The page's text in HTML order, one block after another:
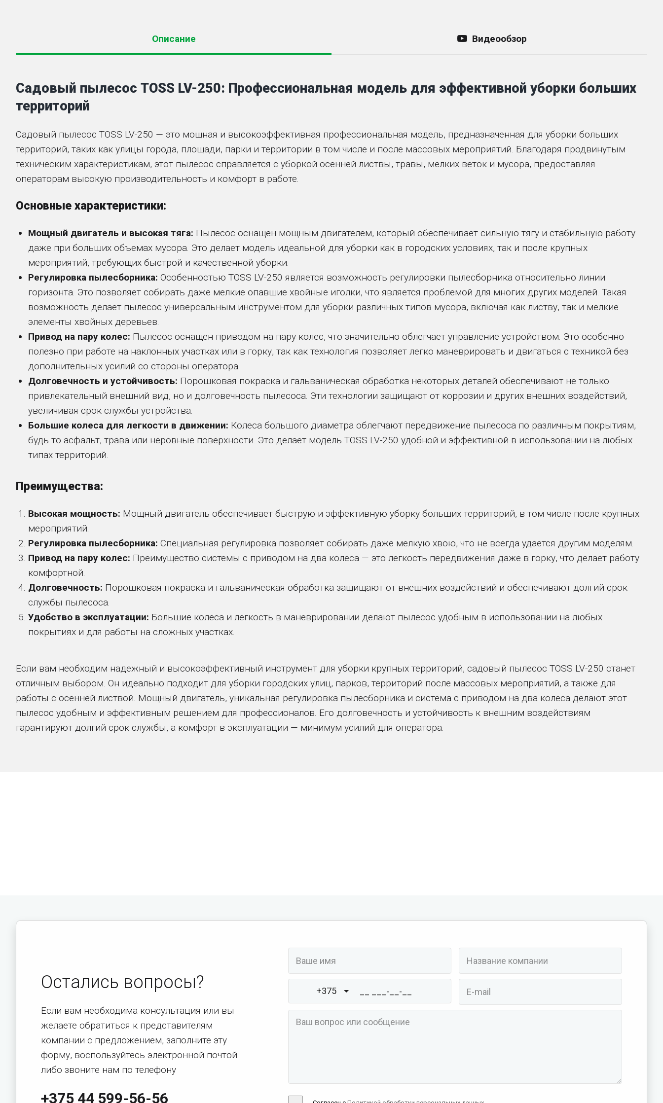
Описание Видеообзор
Садовый пылесос TOSS LV-250: Профессиональная модель для эффективной уборки больших
территорий
Садовый пылесос TOSS LV-250 — это мощная и высокоэффективная профессиональная модель, предназначенная для уборки больших
территорий, таких как улицы города, площади, парки и территории в том числе и после массовых мероприятий. Благодаря продвинутым
техническим характеристикам, этот пылесос справляется с уборкой осенней листвы, травы, мелких веток и мусора, предоставляя
операторам высокую производительность и комфорт в работе.
Основные характеристики:
Мощный двигатель и высокая тяга: Пылесос оснащен мощным двигателем, который обеспечивает сильную тягу и стабильную работу
даже при больших объемах мусора. Это делает модель идеальной для уборки как в городских условиях, так и после крупных
мероприятий, требующих быстрой и качественной уборки.
Регулировка пылесборника: Особенностью TOSS LV-250 является возможность регулировки пылесборника относительно линии
горизонта. Это позволяет собирать даже мелкие опавшие хвойные иголки, что является проблемой для многих других моделей. Такая
возможность делает пылесос универсальным инструментом для уборки различных типов мусора, включая как листву, так и мелкие
элементы хвойных деревьев.
Привод на пару колес: Пылесос оснащен приводом на пару колес, что значительно облегчает управление устройством. Это особенно
полезно при работе на наклонных участках или в горку, так как технология позволяет легко маневрировать и двигаться с техникой без
дополнительных усилий со стороны оператора.
Долговечность и устойчивость: Порошковая покраска и гальваническая обработка некоторых деталей обеспечивают не только
привлекательный внешний вид, но и долговечность пылесоса. Эти технологии защищают от коррозии и других внешних воздействий,
увеличивая срок службы устройства.
Большие колеса для легкости в движении: Колеса большого диаметра облегчают передвижение пылесоса по различным покрытиям,
будь то асфальт, трава или неровные поверхности. Это делает модель TOSS LV-250 удобной и эффективной в использовании на любых
типах территорий.
Преимущества:
Высокая мощность: Мощный двигатель обеспечивает быструю и эффективную уборку больших территорий, в том числе после крупных
мероприятий.
Регулировка пылесборника: Специальная регулировка позволяет собирать даже мелкую хвою, что не всегда удается другим моделям.
Привод на пару колес: Преимущество системы с приводом на два колеса — это легкость передвижения даже в горку, что делает работу
комфортной.
Долговечность: Порошковая покраска и гальваническая обработка защищают от внешних воздействий и обеспечивают долгий срок
службы пылесоса.
Удобство в эксплуатации: Большие колеса и легкость в маневрировании делают пылесос удобным в использовании на любых
покрытиях и для работы на сложных участках.
Если вам необходим надежный и высокоэффективный инструмент для уборки крупных территорий, садовый пылесос TOSS LV-250 станет
отличным выбором. Он идеально подходит для уборки городских улиц, парков, территорий после массовых мероприятий, а также для
работы с осенней листвой. Мощный двигатель, уникальная регулировка пылесборника и система с приводом на два колеса делают этот
пылесос удобным и эффективным решением для профессионалов. Его долговечность и устойчивость к внешним воздействиям
гарантируют долгий срок службы, а комфорт в эксплуатации — минимум усилий для оператора.
Остались вопросы?
Если вам необходима консультация или вы
желаете обратиться к представителям
компании с предложением, заполните эту
форму, воспользуйтесь электронной почтой
либо звоните нам по телефону
+375 44 599-56-56
+375